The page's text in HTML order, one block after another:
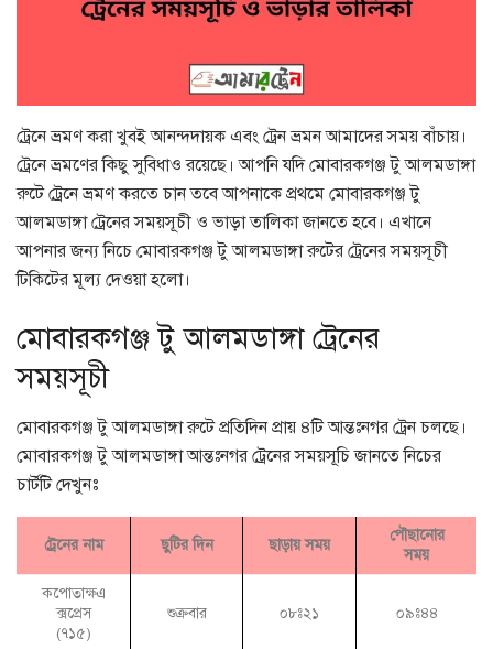
ট্রেনে ভ্রমণ করা খুবই আনন্দদায়ক এবং ট্রেন ভ্রমন আমাদের সময় বাঁচায়।
ট্রেনে ভ্রমণের কিছু সুবিধাও রয়েছে। আপনি যদি মোবারকগঞ্জ টু আলমডাঙ্গা
রুটে ট্রেনে ভ্রমণ করতে চান তবে আপনাকে প্রথমে মোবারকগঞ্জ টু
আলমডাঙ্গা ট্রেনের সময়সূচী ও ভাড়া তালিকা জানতে হবে। এখানে
আপনার জন্য নিচে মোবারকগঞ্জ টু আলমডাঙ্গা রুটের ট্রেনের সময়সূচী
টিকিটের মূল্য দেওয়া হলো।
মোবারকগঞ্জ টু আলমডাঙ্গা ট্রেনের
সময়সূচী
মোবারকগঞ্জ টু আলমডাঙ্গা রুটে প্রতিদিন প্রায় ৪টি আন্তঃনগর ট্রেন চলছে।
মোবারকগঞ্জ টু আলমডাঙ্গা আন্তঃনগর ট্রেনের সময়সূচি জানতে নিচের
চার্টটি দেখুনঃ
ট্রেনের নাম ছুটির দিন ছাড়ায় সময়
পৌছানোর
সময়
কপোতাক্ষএ
ক্সপ্রেস
(৭১৫)
শুক্রবার ০৮ঃ২১ ০৯ঃ৪৪